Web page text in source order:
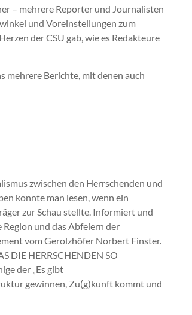
– mehrere Reporter und Journalisten
und Voreinstellungen zum
der CSU gab, wie es Redakteure
mehrere Berichte, mit denen auch
zwischen den Herrschenden und
konnte man lesen, wenn ein
zur Schau stellte. Informiert und
und das Abfeiern der
vom Gerolzhöfer Norbert Finster.
DIE HERRSCHENDEN SO
der „Es gibt
gewinnen, Zu(g)kunft kommt und